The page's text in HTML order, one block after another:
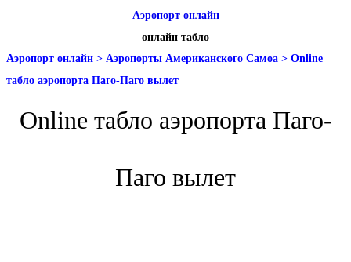
Аэропорт онлайн
онлайн табло
Аэропорт онлайн > Аэропорты Американского Самоа > Online
табло аэропорта Паго-Паго вылет
Online табло аэропорта Паго-
Паго вылет